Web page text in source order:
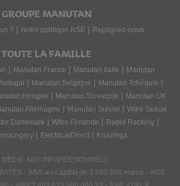
GROUPE MANUTAN
? | Notre politique RSE | Rejoignez-nous
TOUTE LA FAMILLE
| Manutan France | Manutan Italie | Manutan
| Manutan Belgique | Manutan Tchéquie |
Hongrie | Manutan Slovaquie | Manutan UK
Allemagne | Manutan Suisse | Witre Suède
Danemark | Witre Finlande | Rapid Racking |
| ElectricalDirect | Kruizinga
DÉDIÉ AUX PROFESSIONNELS
- SAS au capital de 7 560 000 euros - RCS